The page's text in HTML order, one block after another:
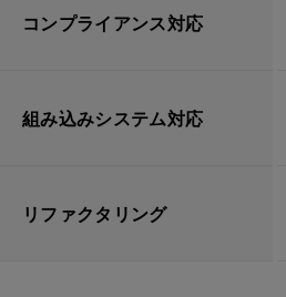
コンプライアンス対応
組み込みシステム対応
リファクタリング